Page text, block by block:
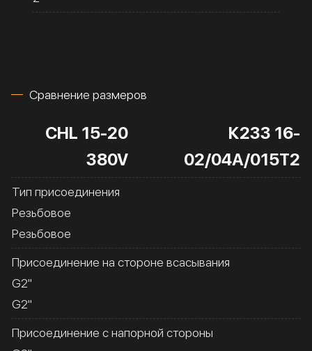
Сравнение размеров
CHL 15-20
380V
К233 16-
02/04А/015Т2
Тип присоединения
Резьбовое
Резьбовое
Присоединение на стороне всасывания
G2''
G2''
Присоединение с напорной стороны